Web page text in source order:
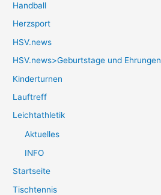
Handball
Herzsport
HSV.news
HSV.news>Geburtstage und Ehrungen
Kinderturnen
Lauftreff
Leichtathletik
Aktuelles
INFO
Startseite
Tischtennis